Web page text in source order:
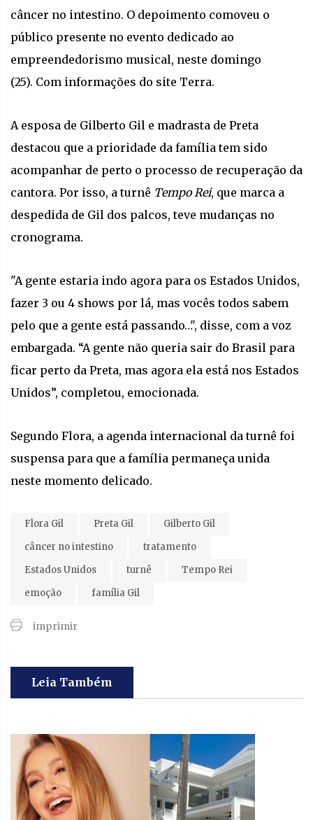
câncer no intestino. O depoimento comoveu o
público presente no evento dedicado ao
empreendedorismo musical, neste domingo
(25). Com informações do site Terra.
A esposa de Gilberto Gil e madrasta de Preta
destacou que a prioridade da família tem sido
acompanhar de perto o processo de recuperação da
cantora. Por isso, a turnê Tempo Rei, que marca a
despedida de Gil dos palcos, teve mudanças no
cronograma.
"A gente estaria indo agora para os Estados Unidos,
fazer 3 ou 4 shows por lá, mas vocês todos sabem
pelo que a gente está passando…", disse, com a voz
embargada. “A gente não queria sair do Brasil para
ficar perto da Preta, mas agora ela está nos Estados
Unidos”, completou, emocionada.
Segundo Flora, a agenda internacional da turnê foi
suspensa para que a família permaneça unida
neste momento delicado.
Flora Gil Preta Gil
Gilberto Gil
câncer no intestino
tratamento
Estados Unidos
turnê
Tempo Rei
emoção
família Gil
imprimir
Leia Também